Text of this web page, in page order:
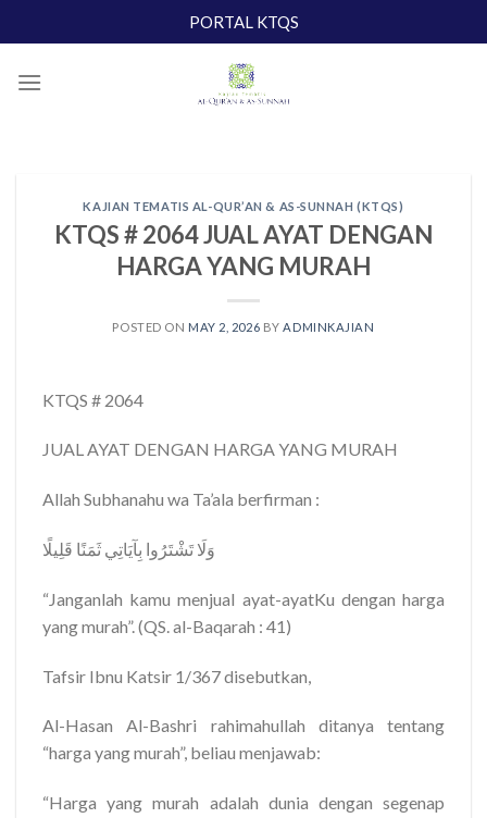
to
PORTAL KTQS
KAJIAN TEMATIS AL-QUR’AN & AS-SUNNAH (KTQS)
KTQS # 2064 JUAL AYAT DENGAN
HARGA YANG MURAH
POSTED ON MAY 2, 2026 BY ADMINKAJIAN
KTQS # 2064
JUAL AYAT DENGAN HARGA YANG MURAH
Allah Subhanahu wa Ta’ala berfirman :
وَلَا تَشْتَرُوا بِآيَاتِي ثَمَنًا قَلِيلًا
“Janganlah kamu menjual ayat-ayatKu dengan harga
yang murah”. (QS. al-Baqarah : 41)
Tafsir Ibnu Katsir 1/367 disebutkan,
Al-Hasan Al-Bashri rahimahullah ditanya tentang
“harga yang murah”, beliau menjawab:
“Harga yang murah adalah dunia dengan segenap